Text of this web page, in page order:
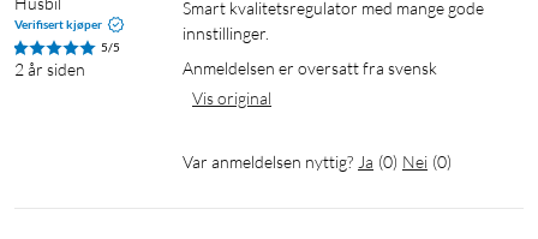
Verifisert kjøper
5/5
2 år siden
Smart kvalitetsregulator med mange gode
innstillinger.
Anmeldelsen er oversatt fra svensk
Vis original
Var anmeldelsen nyttig? Ja (0) Nei (0)